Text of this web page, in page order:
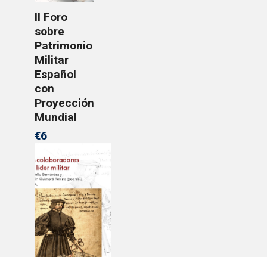
II Foro
sobre
Patrimonio
Militar
Español
con
Proyección
Mundial
€6